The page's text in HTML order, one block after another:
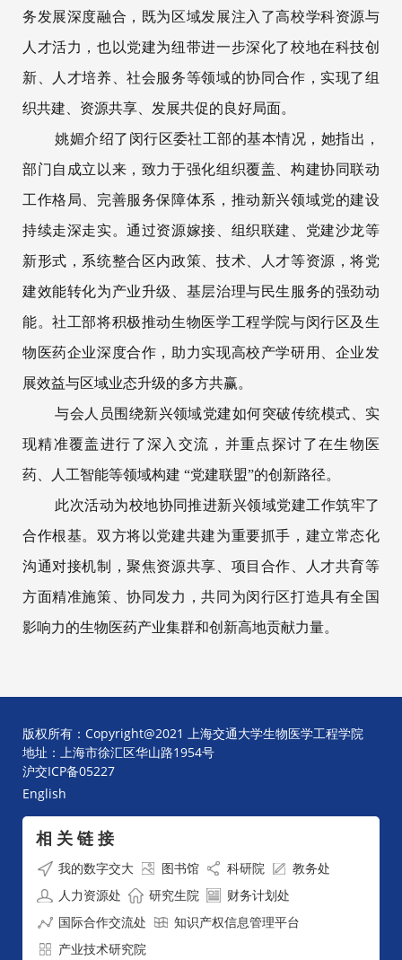
务发展深度融合，既为区域发展注入了高校学科资源与
人才活力，也以党建为纽带进一步深化了校地在科技创
新、人才培养、社会服务等领域的协同合作，实现了组
织共建、资源共享、发展共促的良好局面。
姚媚介绍了闵行区委社工部的基本情况，她指出，
部门自成立以来，致力于强化组织覆盖、构建协同联动
工作格局、完善服务保障体系，推动新兴领域党的建设
持续走深走实。通过资源嫁接、组织联建、党建沙龙等
新形式，系统整合区内政策、技术、人才等资源，将党
建效能转化为产业升级、基层治理与民生服务的强劲动
能。社工部将积极推动生物医学工程学院与闵行区及生
物医药企业深度合作，助力实现高校产学研用、企业发
展效益与区域业态升级的多方共赢。
与会人员围绕新兴领域党建如何突破传统模式、实
现精准覆盖进行了深入交流，并重点探讨了在生物医
药、人工智能等领域构建 “党建联盟”的创新路径。
此次活动为校地协同推进新兴领域党建工作筑牢了
合作根基。双方将以党建共建为重要抓手，建立常态化
沟通对接机制，聚焦资源共享、项目合作、人才共育等
方面精准施策、协同发力，共同为闵行区打造具有全国
影响力的生物医药产业集群和创新高地贡献力量。
版权所有：Copyright@2021 上海交通大学生物医学工程学院
地址：上海市徐汇区华山路1954号
沪交ICP备05227
English
相 关 链 接
我的数字交大 图书馆 科研院
教务处
人力资源处
研究生院
财务计划处
国际合作交流处
知识产权信息管理平台
产业技术研究院